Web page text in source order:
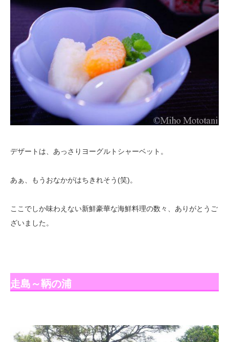
デザートは、あっさりヨーグルトシャーベット。
あぁ、もうおなかがはちきれそう(笑)。
ここでしか味わえない新鮮豪華な海鮮料理の数々、ありがとうご
ざいました。
走島～鞆の浦